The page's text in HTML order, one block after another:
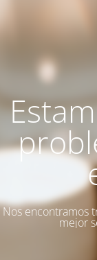
Nos encontramos
mejor